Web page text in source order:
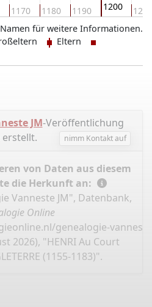
1170 1180 1190 1200 1210
für weitere Informationen.
Eltern
JM-Veröffentlichung
erstellt. nimm Kontakt auf
von Daten aus diesem
die Herkunft an:
Vanneste JM", Datenbank,
Online
genealogie-
2026), "HENRI Au Court
(1155-1183)".